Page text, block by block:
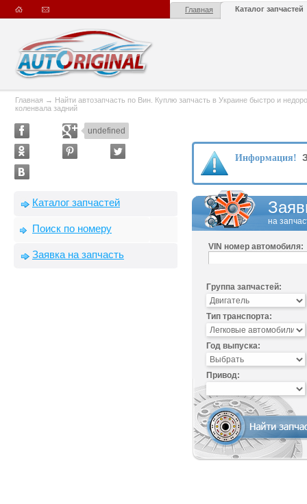
Главная Каталог запчастей
Главная → Найти автозапчасть по Вин. Куплю запчасть в Украине быстро и
коленвала задний
undefined
Каталог запчастей
Поиск по номеру
Заявка на запчасть
Информация!
на
VIN номер автомобиля:
Группа запчастей:
Тип транспорта:
Год выпуска:
Привод: